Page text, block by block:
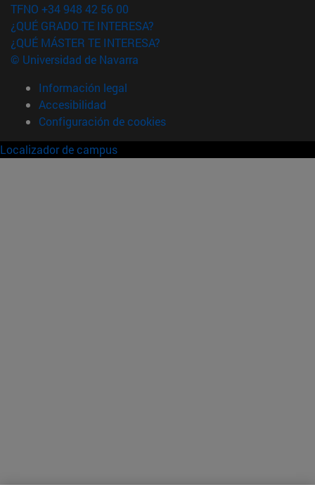
TFNO +34 948 42 56 00
¿QUÉ GRADO TE INTERESA?
¿QUÉ MÁSTER TE INTERESA?
© Universidad de Navarra
Información legal
Accesibilidad
Configuración de cookies
Localizador de campus